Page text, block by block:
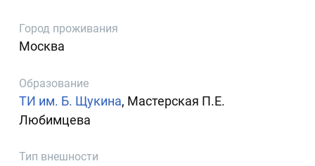
Город проживания
Москва
Образование
ТИ им. Б. Щукина, Мастерская П.Е.
Любимцева
Тип внешности